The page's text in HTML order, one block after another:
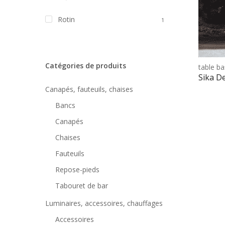
Rotin 1
Catégories de produits
Canapés, fauteuils, chaises
Bancs
Canapés
Chaises
Fauteuils
Repose-pieds
Tabouret de bar
Luminaires, accessoires, chauffages
Accessoires
table
Sika